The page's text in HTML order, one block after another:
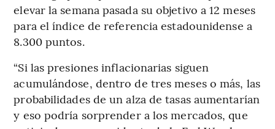
elevar la semana pasada su objetivo a 12 meses
para el índice de referencia estadounidense a
8.300 puntos.
“Si las presiones inflacionarias siguen
acumulándose, dentro de tres meses o más, las
probabilidades de un alza de tasas aumentarían
y eso podría sorprender a los mercados, que